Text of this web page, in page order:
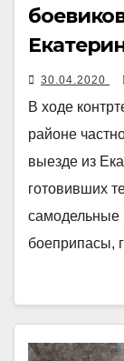
30.04.2020
В ходе
районе
выезде из
готовивших
самодельные
боеприпасы,